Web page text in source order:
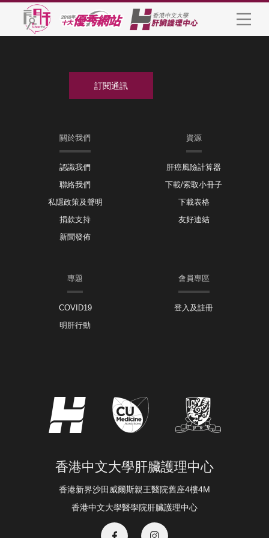
關於我們
認識我們
聯絡我們
私隱政策及聲明
捐款支持
新聞發佈
資源
肝癌風險計算器
下載/索取小冊子
下載表格
友好連結
專題
COVID19
明肝行動
會員專區
登入及註冊
香港中文大學肝臟護理中心
香港新界沙田威爾斯親王醫院舊座4樓4M
香港中文大學醫學院肝臟護理中心